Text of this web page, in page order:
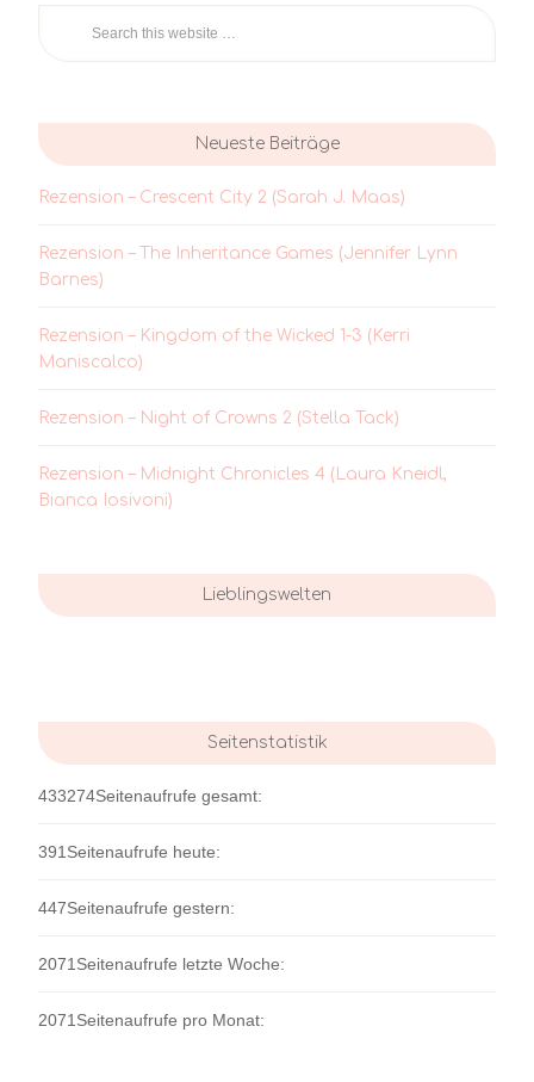
Neueste Beiträge
Rezension – Crescent City 2 (Sarah J. Maas)
Rezension – The Inheritance Games (Jennifer Lynn
Barnes)
Rezension – Kingdom of the Wicked 1-3 (Kerri
Maniscalco)
Rezension – Night of Crowns 2 (Stella Tack)
Rezension – Midnight Chronicles 4 (Laura Kneidl,
Bianca Iosivoni)
Lieblingswelten
Seitenstatistik
433274Seitenaufrufe gesamt:
391 Seitenaufrufe heute:
447Seitenaufrufe gestern:
2071 Seitenaufrufe letzte Woche:
2071 Seitenaufrufe pro Monat: